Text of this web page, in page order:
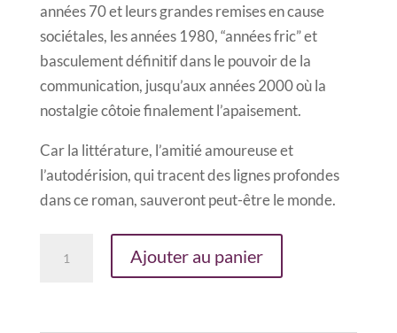
années 70 et leurs grandes remises en cause
sociétales, les années 1980, “années fric” et
basculement définitif dans le pouvoir de la
communication, jusqu’aux années 2000 où la
nostalgie côtoie finalement l’apaisement.
Car la littérature, l’amitié amoureuse et
l’autodérision, qui tracent des lignes profondes
dans ce roman, sauveront peut-être le monde.
Ajouter au panier